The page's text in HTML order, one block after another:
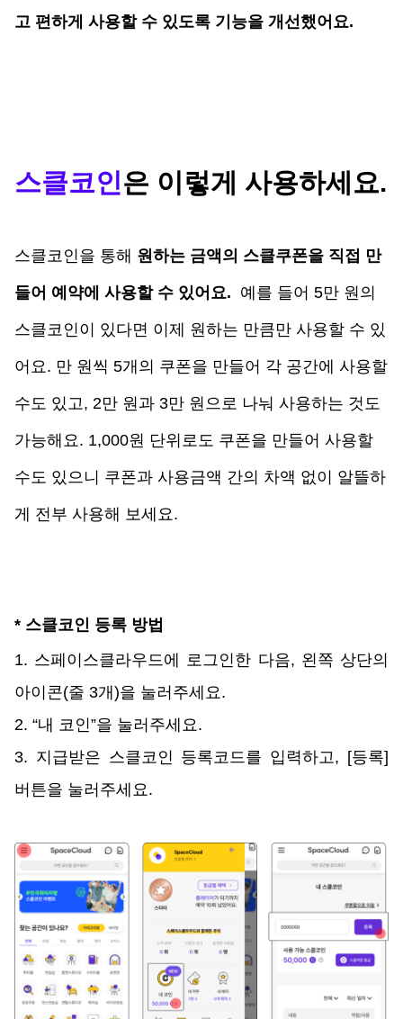
고 편하게 사용할 수 있도록 기능을 개선했어요.
스클코인은 이렇게 사용하세요.
스클코인을 통해 원하는 금액의 스클쿠폰을 직접 만
들어 예약에 사용할 수 있어요. 예를 들어 5만 원의
스클코인이 있다면 이제 원하는 만큼만 사용할 수 있
어요. 만 원씩 5개의 쿠폰을 만들어 각 공간에 사용할
수도 있고, 2만 원과 3만 원으로 나눠 사용하는 것도
가능해요. 1,000원 단위로도 쿠폰을 만들어 사용할
수도 있으니 쿠폰과 사용금액 간의 차액 없이 알뜰하
게 전부 사용해 보세요.
* 스클코인 등록 방법
1. 스페이스클라우드에 로그인한 다음, 왼쪽 상단의
아이콘(줄 3개)을 눌러주세요.
2. “내 코인”을 눌러주세요.
3. 지급받은 스클코인 등록코드를 입력하고, [등록]
버튼을 눌러주세요.